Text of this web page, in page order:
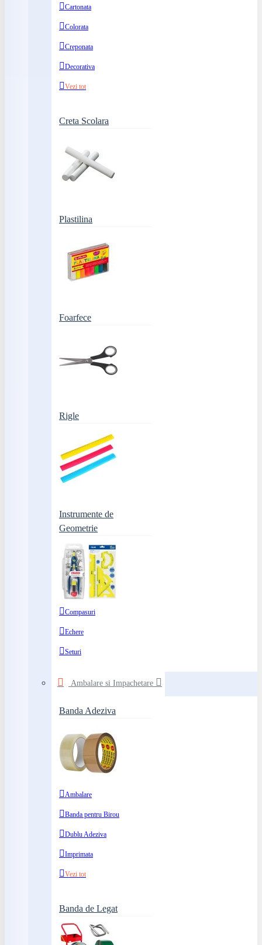
Cartonata
Colorata
Creponata
Decorativa
Vezi tot
Creta Scolara
Plastilina
Foarfece
Rigle
Instrumente de
Geometrie
Compasuri
Echere
Seturi
Ambalare si Impachetare
Banda Adeziva
Ambalare
Banda pentru Birou
Dublu Adeziva
Imprimata
Vezi tot
Banda de Legat